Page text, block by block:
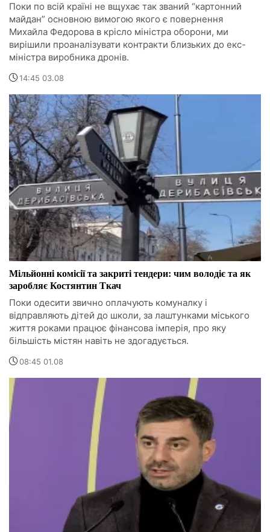
Поки по всій країні не вщухає так званий “картонний
майдан” основною вимогою якого є повернення
Михайла Федорова в крісло міністра оборони, ми
вирішили проаналізувати контракти близьких до екс-
міністра виробника дронів.
14:45 03.08
Мільйонні комісії та закриті тендери: чим володіє та як
заробляє Костянтин Ткач
Поки одесити звично оплачують комуналку і
відправляють дітей до школи, за лаштунками міського
життя роками працює фінансова імперія, про яку
більшість містян навіть не здогадується.
08:45 01.08